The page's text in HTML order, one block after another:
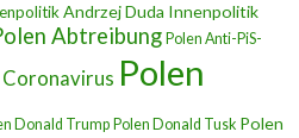
Andrzej Duda Innenpolitik
Abtreibung Polen Anti-PiS-
Coronavirus Polen
Donald Trump Polen Donald Tusk Polen